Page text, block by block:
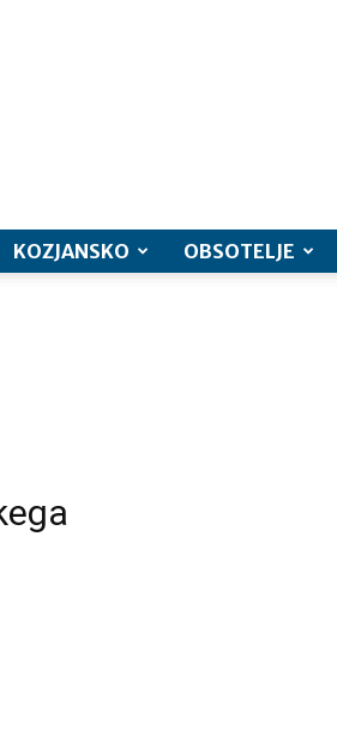
KOZJANSKO OBSOTELJE